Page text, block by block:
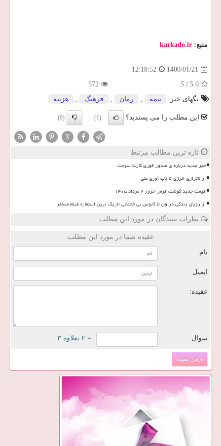
منبع: karkado.ir
1400/01/21
12:18:52
5.0
/
5
572
تگهای خبر:
بیمه , رمان , فرهنگ , هزینه
این مطلب را می پسندید؟ (1)
(0)
X
تازه ترین مطالب مرتبط
خبر جدید درباره ی صدور فوری کارت سوخت
از ناترازی انرژی تا تاب آوری ملی
قیمت جدید گوشت قرمز امروز ۲ مرداد ۱۴۰۵
از رؤیای زندگی در ون تا کابوس بی خانمانی تاریک ترین استعاره فیلم مسافر
نظرات بینندگان در مورد این مطلب
عقیده شما در مورد این مطلب
نام:
ایمیل:
عقیده:
سوال: = ۲ بعلاوه ۳